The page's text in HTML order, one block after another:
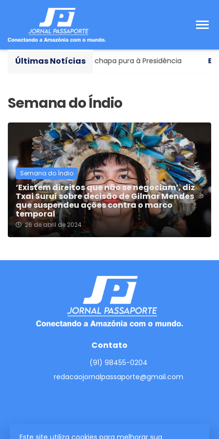
Últimas Notícias
Gaspar como vice em chapa pura à Presidência
Semana do Índio
‘Existem direitos que não se negociam’, diz
Txai Suruí sobre decisão de Gilmar Mendes
que suspendeu ações contra o marco
temporal
26 de abril de 2024
Este site utiliza cookies para melhorar sua
Contato
(91) 98455-0204
redacaojornalpassaporte@gmail.com